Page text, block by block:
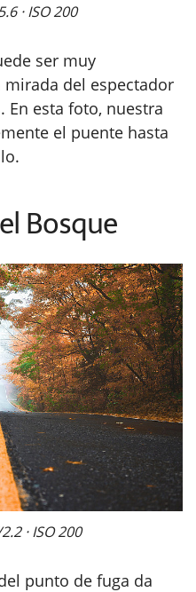
· ISO 200
ser muy
del espectador
En esta foto, nuestra
el puente hasta
Bosque
· ISO 200
punto de fuga da